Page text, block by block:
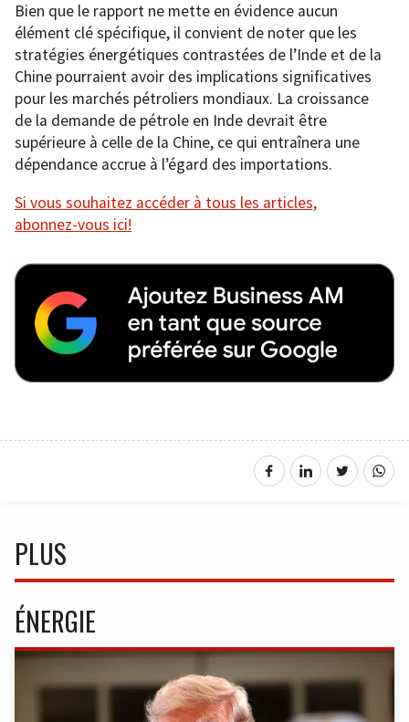
Bien que le rapport ne mette en évidence aucun
élément clé spécifique, il convient de noter que les
stratégies énergétiques contrastées de l’Inde et de la
Chine pourraient avoir des implications significatives
pour les marchés pétroliers mondiaux. La croissance
de la demande de pétrole en Inde devrait être
supérieure à celle de la Chine, ce qui entraînera une
dépendance accrue à l’égard des importations.
Si vous souhaitez accéder à tous les articles,
abonnez-vous ici!
PLUS
ÉNERGIE